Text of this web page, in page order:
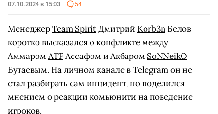
07.10.2024 в 15:03 54
МенеджерTeam SpiritДмитрий Korb3n Белов
коротко высказался о конфликте между
Аммаром ATFАссафом и Акбаром SoNNeikO
Бутаевым. На личном канале в Telegram он не
стал разбирать сам инцидент, но поделился
мнением о реакции комьюнити на поведение
игроков.